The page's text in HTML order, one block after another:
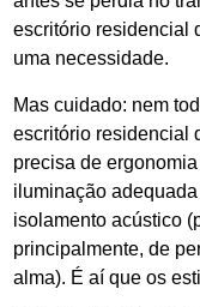
escritório residencial
uma necessidade.
Mas cuidado: nem
escritório residencial
precisa de
iluminação
isolamento acústico
principalmente, de
alma). É aí que os